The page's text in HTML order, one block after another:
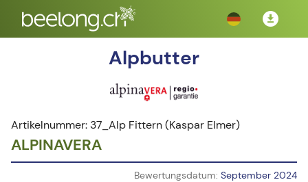
Alpbutter
Artikelnummer: 37_Alp Fittern (Kaspar Elmer)
ALPINAVERA
Bewertungsdatum: September 2024